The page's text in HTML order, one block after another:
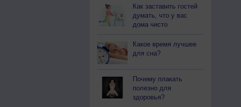
Как заставить гостей
думать, что у вас
дома чисто
Какое время лучшее
для сна?
Почему плакать
полезно для
здоровья?